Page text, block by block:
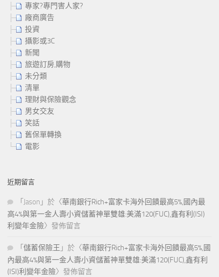
專家?專門害人家?
廠商廣告
投資
攝影或3C
新聞
旅遊訂房,購物
未分類
清單
理財與保險觀念
男女交友
笑話
舊保單轉換
電影
近期留言
「 Jason 」於〈華南銀行Rich+富家卡海外回饋最高5%,國內最
高4%與第一金人壽小資儲蓄神單雙雄:美滿120(FUC),鑫有利(ISI)
利變年金險〉發佈留言
「 儲蓄保險王 」於〈華南銀行Rich+富家卡海外回饋最高5%,國
內最高4%與第一金人壽小資儲蓄神單雙雄:美滿120(FUC),鑫有利
(ISI)利變年金險〉發佈留言